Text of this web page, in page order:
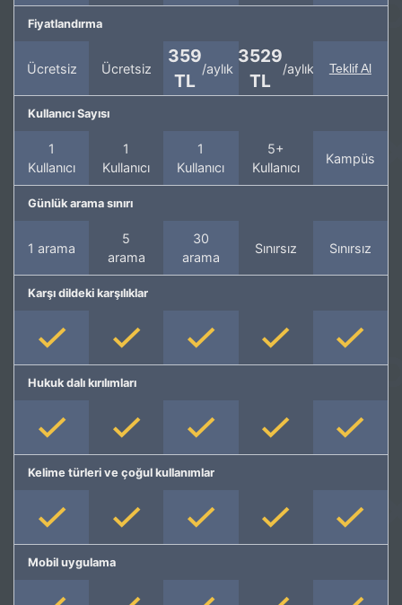
Fiyatlandırma
Ücretsiz Ücretsiz
359
TL
/aylık
3529
TL
/aylık Teklif Al
Kullanıcı Sayısı
1
Kullanıcı
1
Kullanıcı
1
Kullanıcı
5+
Kullanıcı
Kampüs
Günlük arama sınırı
1 arama
5
arama
30
arama
Sınırsız Sınırsız
Karşı dildeki karşılıklar
Hukuk dalı kırılımları
Kelime türleri ve çoğul kullanımlar
Mobil uygulama